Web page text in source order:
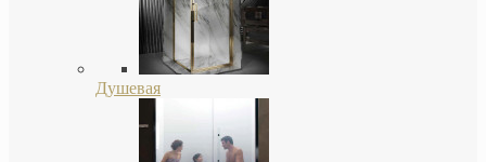
Душевая